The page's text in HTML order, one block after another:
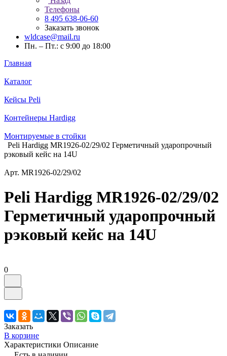
Телефоны
8 495 638-06-60
Заказать звонок
wldcase@mail.ru
Пн. – Пт.: с 9:00 до 18:00
Главная
Каталог
Кейсы Peli
Контейнеры Hardigg
Монтируемые в стойки
Peli Hardigg MR1926-02/29/02 Герметичный ударопрочный
рэковый кейс на 14U
Арт. MR1926-02/29/02
Peli Hardigg MR1926-02/29/02
Герметичный ударопрочный
рэковый кейс на 14U
0
Заказать
В корзине
Характеристики Описание